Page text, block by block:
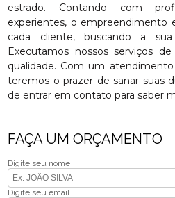
estrado. Contando com
experientes, o empreendimento
cada cliente, buscando a
Executamos nossos serviços
qualidade. Com um
teremos o prazer de sanar suas
de entrar em contato para saber
FAÇA UM ORÇAMENTO
Digite seu nome
Digite seu email